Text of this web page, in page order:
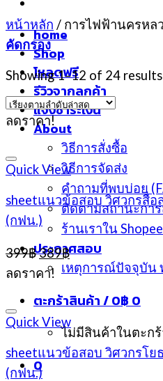
home
Shop
โหลดฟรี
รีวิวจากลูกค้า
แจ้งชำระเงิน
About
วิธีการสั่งซื้อ
วิธีการจัดส่ง
คำถามที่พบบ่อย
ติดตามสถานะกา
ร้านเราใน Shopee
ประกาศสอบ
เหตุการณ์ปัจจุบัน
ตะกร้าสินค้า /0฿ 0
ไม่มีสินค้าในตะกร้
0
หน้าหลัก / การไฟฟ้านครหล
คัดกรอง
Showing 1–12 of 24 results
ลดราคา!
Quick View
sheetแนวข้อสอบ วิศวกรสื่อ
(กฟน.)
399฿Original
price
was:
399฿.
389฿Current
price
is:
389฿.
ลดราคา!
Quick View
sheetแนวข้อสอบ วิศวกรโย
(กฟน.)